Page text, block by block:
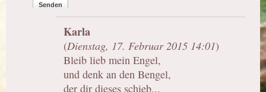
Senden
Karla
(Dienstag, 17. Februar 2015 14:01)
Bleib lieb mein Engel,
und denk an den Bengel,
der dir dieses schieb...